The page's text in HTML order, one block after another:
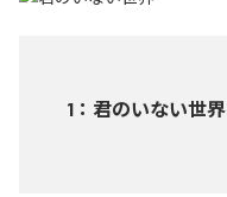
1 ： 君のいない世界